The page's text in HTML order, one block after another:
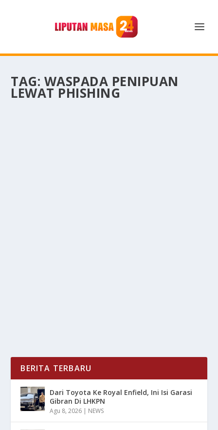
TAG: WASPADA PENIPUAN
LEWAT PHISHING
BERITA TERBARU
Dari Toyota Ke Royal Enfield, Ini Isi Garasi
Gibran Di LHKPN
Agu 8, 2026 | NEWS